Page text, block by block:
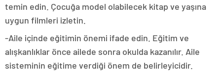
temin edin. Çocuğa model olabilecek kitap ve yaşına
uygun filmleri izletin.
-Aile içinde eğitimin önemi ifade edin. Eğitim ve
alışkanlıklar önce ailede sonra okulda kazanılır. Aile
sisteminin eğitime verdiği önem de belirleyicidir.